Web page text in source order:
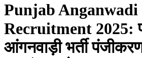
Punjab Anganwadi
Recruitment 2025:
आंगनवाड़ी भर्ती